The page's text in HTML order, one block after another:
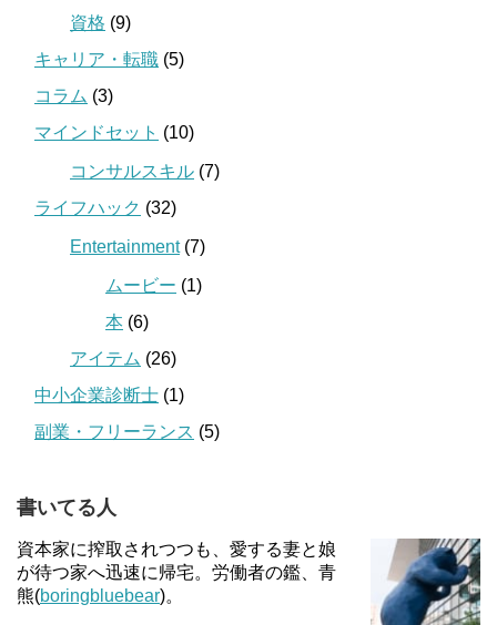
資格 (9)
キャリア・転職 (5)
コラム (3)
マインドセット (10)
コンサルスキル (7)
ライフハック (32)
Entertainment(7)
ムービー (1)
本 (6)
アイテム (26)
中小企業診断士 (1)
副業・フリーランス (5)
書いてる人
資本家に搾取されつつも、愛する妻と娘
が待つ家へ迅速に帰宅。労働者の鑑、青
熊(boringbluebear)。